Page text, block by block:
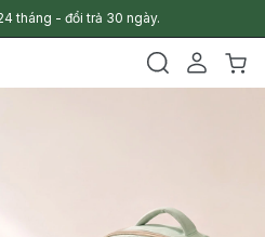
tháng - đổi trả 30 ngày.